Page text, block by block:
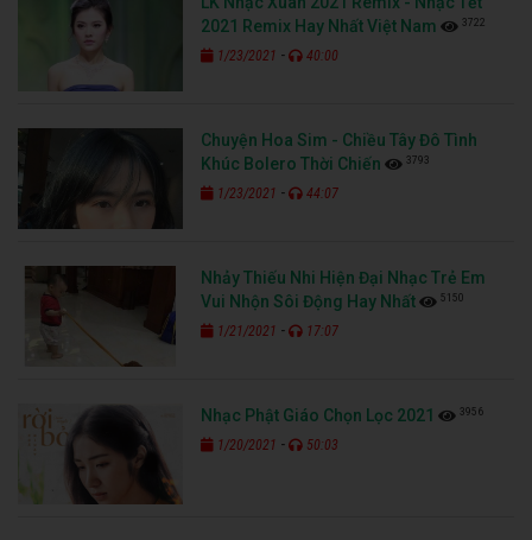
2021 Remix Hay Nhất Việt Nam
3722
1/23/2021 - 40:00
Chuyện Hoa Sim - Chiều Tây Đô Tình
Khúc Bolero Thời Chiến
3793
1/23/2021 - 44:07
Nhảy Thiếu Nhi Hiện Đại Nhạc Trẻ Em
Vui Nhộn Sôi Động Hay Nhất
5150
1/21/2021 - 17:07
Nhạc Phật Giáo Chọn Lọc 2021 3956
1/20/2021 - 50:03